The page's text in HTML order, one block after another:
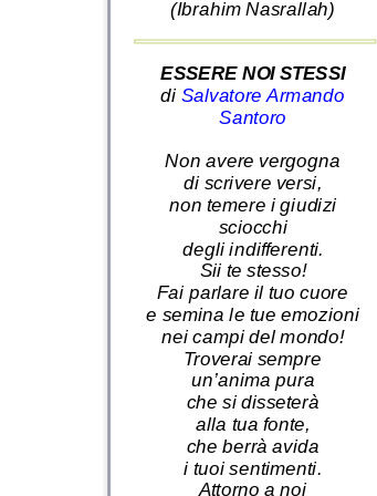
(Ibrahim Nasrallah)
ESSERE NOI STESSI
di Salvatore Armando
Santoro
Non avere vergogna
di scrivere versi,
non temere i giudizi
sciocchi
degli indifferenti.
Sii te stesso!
Fai parlare il tuo cuore
e semina le tue emozioni
nei campi del mondo!
Troverai sempre
un’anima pura
che si disseterà
alla tua fonte,
che berrà avida
i tuoi sentimenti.
Attorno a noi